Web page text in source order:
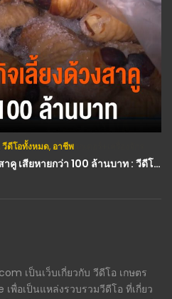
วีดีโอทั้งหมด, อาชีพ
(คลิป) ตรวจสอบธุรกิจเลี้ยงด้วงสาคู เสียหายกว่า 100 ล้านบาท : วีดีโอ เกษตร
เป็นเว็บเกี่ยวกับ วีดีโอ เกษตร
พื่อเป็นแหล่งรวบรวมวีดีโอ ที่เกี่ยว